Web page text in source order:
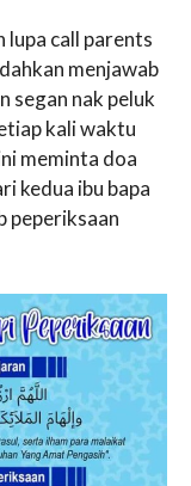
lupa call parents
menjawab
segan nak peluk
kali waktu
meminta doa
kedua ibu bapa
peperiksaan